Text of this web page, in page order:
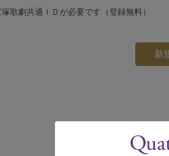
歌劇共通ＩＤが必要です（登録無料）